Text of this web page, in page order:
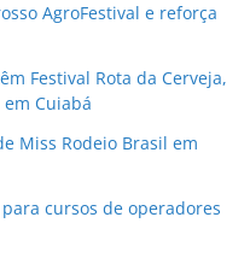
AgroFestival e reforça
Festival Rota da Cerveja,
Cuiabá
Miss Rodeio Brasil em
cursos de operadores